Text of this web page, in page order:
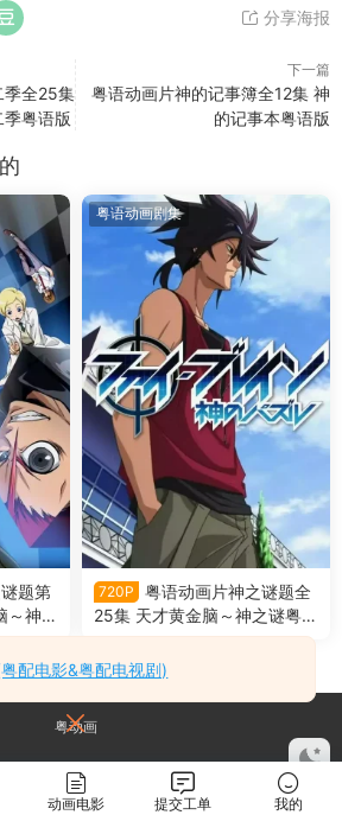
分享海报
季全25集
粤语版
下一篇
粤语动画片神的记事簿全12集 神
的记事本粤语版
题第
～神之
粤语动画剧集
720P
粤语动画片神之谜题全
25集 天才黄金脑～神之谜粤语
版
粤动画
动画电影 提交工单 我的
配电影&粤配电视剧)